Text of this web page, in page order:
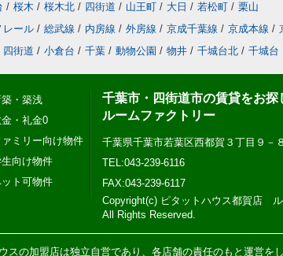
/ 桜木 / 桜木北 / 四街道 / 山王町 / 大日 / 若松町 / 栗山
レール / 総武線 / 内房線 / 外房線 / 京成千葉線 / 京成本線 /
四街道 / 小倉台 / 千葉 / 動物公園 / 物井 / 千城台北 / 千城台
築・築浅
・礼金0
ァミリー向け物件
向け物件
ト可物件
千葉市・四街道市の賃貸をお探
ルームファクトリー
千葉県千葉市若葉区西都賀３丁目９－
TEL:043-239-6116
FAX:043-239-6117
Copyright(c) ピタットハウス都賀店
All Rights Reserved.
スの加盟店は独立自営であり、各店舗の責任のもと運営をし